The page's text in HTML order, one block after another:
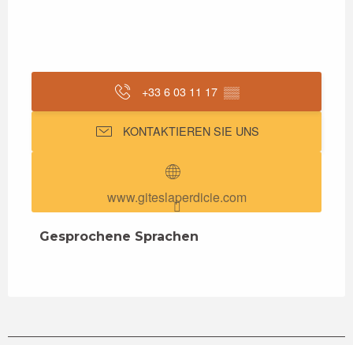
+33 6 03 11 17 ▒▒
KONTAKTIEREN SIE UNS
www.giteslaperdicie.com
Gesprochene Sprachen
Gesprochene Sprachen